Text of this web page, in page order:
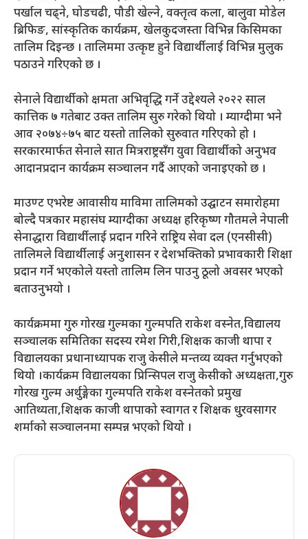
पर्खाल चढ्ने, घोडचढी, पौडी खेल्ने, वक्तृत्व कला, बालुवा मोडेल
ब्रिफिङ, सांस्कृतिक कार्यक्रम, खेलकुदजस्ता विभिन्न किसिमका
तालिम दिइन्छ । तालिममा उत्कृष्ट हुने विद्यार्थीलाई विभिन्न मुलुक
पठाउने गरिएको छ ।
सेनाले विद्यार्थीको क्षमता अभिवृद्धि गर्ने उद्देश्यले २०२२ साल
कात्तिक ७ गतेबाट उक्त तालिम सुरु गरेको थियो । म्याग्दीमा भने
आव २०७४÷७५ बाट यस्तो तालिको सुरुवात गरिएको हो ।
सरकारमार्फत सेनाले सात मित्रराष्ट्रसँग युवा विद्यार्थीको अनुभव
आदानप्रदान कार्यक्रम सञ्चालन गर्दै आएको जनाइएको छ ।
माउण्ट एभरेष्ट आवासीय माविमा तालिमको उद्घाटन समारोहमा
बोल्दै पत्रकार महासंघ म्याग्दीका अध्यक्ष हरिकृष्ण गौतमले नेपाली
सेनाद्धारा विद्यार्थीलाई प्रदान गरिने राष्ट्रिय सेवा दल (एनसीसी)
तालिमले विद्यार्थीलाई अनुशासन र देशभक्तिको प्रभावकारी शिक्षा
प्रदान गर्ने भएकोले यस्तो तालिम लिन पाउनु ठूलो अवसर भएको
बताउनुभयो ।
कार्यक्रममा गुरु गोरख गुल्मका गुल्मपति राकेश वस्नेत,विद्यालय
सञ्चालक समितिका सदस्य रमेश गिरी,शिक्षक काजी थापा र
विद्यालयका प्रधानाध्यापक राजु केसीले मन्तव्य व्यक्त गर्नुभएको
थियो ।कार्यक्रम विद्यालयका प्रिन्सिपल राजु केसीको अध्यक्षता,गुरु
गोरख गुल्म अर्थुङ्गेका गुल्मपति राकेश वस्नेतको प्रमुख
आतिथ्यता,शिक्षक काजी थापाको स्वागत र शिक्षक धु्रवसागर
शर्माको सञ्चालनमा सम्पन्न भएको थियो ।